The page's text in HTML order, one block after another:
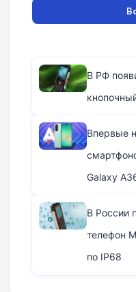
В РФ
Впервые
Galaxy
В России
телефон
по IP68